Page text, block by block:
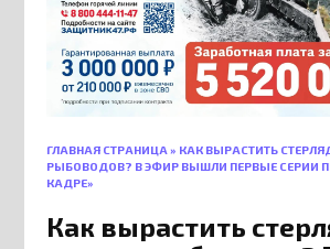
ГЛАВНАЯ СТРАНИЦА » КАК ВЫРАСТИТЬ
РЫБОВОДОВ? В ЭФИР ВЫШЛИ ПЕРВЫЕ СЕРИИ
КАДРЕ»
Как вырастить